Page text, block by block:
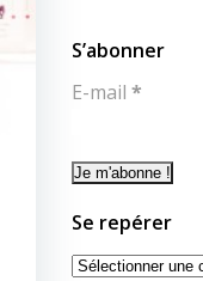
S’abonner
E-mail *
Se repérer
Se